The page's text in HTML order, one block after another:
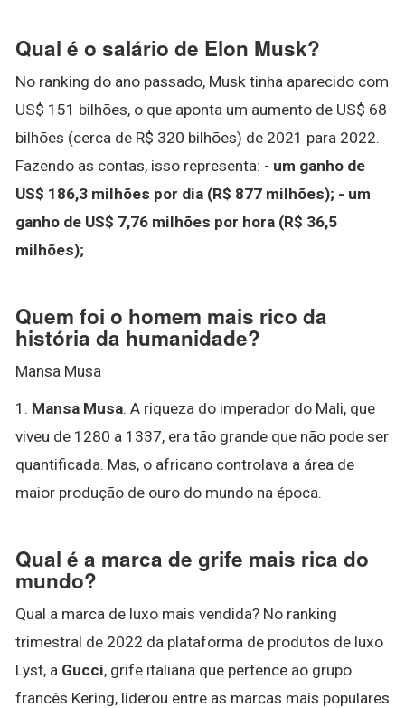
Qual é o salário de Elon Musk?
No ranking do ano passado, Musk tinha aparecido com
US$ 151 bilhões, o que aponta um aumento de US$ 68
bilhões (cerca de R$ 320 bilhões) de 2021 para 2022.
Fazendo as contas, isso representa: - um ganho de
US$ 186,3 milhões por dia (R$ 877 milhões); - um
ganho de US$ 7,76 milhões por hora (R$ 36,5
milhões);
Quem foi o homem mais rico da
história da humanidade?
Mansa Musa
1. Mansa Musa. A riqueza do imperador do Mali, que
viveu de 1280 a 1337, era tão grande que não pode ser
quantificada. Mas, o africano controlava a área de
maior produção de ouro do mundo na época.
Qual é a marca de grife mais rica do
mundo?
Qual a marca de luxo mais vendida? No ranking
trimestral de 2022 da plataforma de produtos de luxo
Lyst, a Gucci, grife italiana que pertence ao grupo
francês Kering, liderou entre as marcas mais populares